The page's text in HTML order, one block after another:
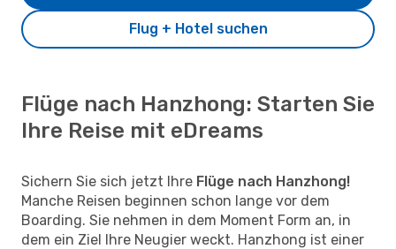
Flug + Hotel suchen
Flüge nach Hanzhong: Starten Sie
Ihre Reise mit eDreams
Sichern Sie sich jetzt Ihre Flüge nach Hanzhong!
Manche Reisen beginnen schon lange vor dem
Boarding. Sie nehmen in dem Moment Form an, in
dem ein Ziel Ihre Neugier weckt. Hanzhong ist einer